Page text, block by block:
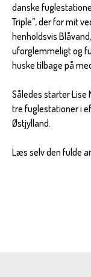
danske
Triple”, der for mit
henholdsvis
uforglemmeligt og
huske tilbage på
Således starter Lise
tre fuglestationer i
Østjylland.
Læs selv den fulde